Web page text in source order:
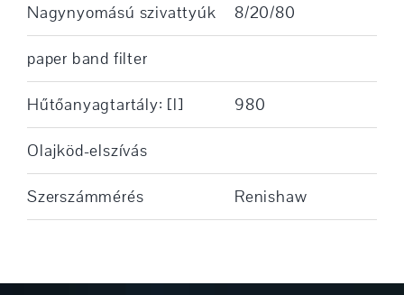
Nagynyomású szivattyúk 8/20/80
paper band filter
Hűtőanyagtartály: [l] 980
Olajköd-elszívás
Szerszámmérés Renishaw